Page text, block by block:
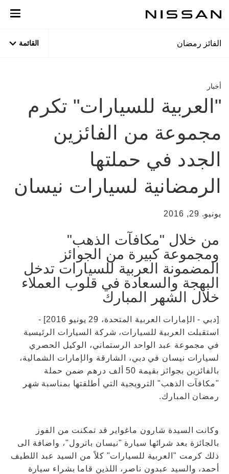
إلى
الرئيسي
الفائز رمضان القائمة
أخبار
"العربية للسيارات" تكرم
مجموعة من الفائزين
الجدد في حملتها
الرمضانية لسيارات نيسان
يونيو. 29, 2016
من خلال "مكافآت الذهب"
ومجموعة كبيرة من الجوائز
المضمونة العربية للسيارات تدخل
البهجة والسعادة في قلوب العملاء
خلال الشهر المبارك
[دبي - الإمارات العربية المتحدة، 29 يونيو 2016] -
استقبلت العربية للسيارات، شركة السيارات الرئيسية
في مجموعة عبد الواحد الرستماني، الوكيل الحصري
لسيارات نيسان في دبي، الشارقة والإمارات الشمالية،
بالفائزين بجوائز بقيمة 50 ألف درهم ضمن حملة
"مكافآت الذهب" الترويجية التي أطلقتها بمناسبة شهر
رمضان المبارك.
وكانت السيدة شارون ماغواير قد تمكنت من الفوز
بالجائزة بعد شرائها سيارة "نيسان باترول"، واضافة الى
ذلك كرمت "العربية للسيارات" كلاً من السيد عبد اللطيف
أحمد، والسيد عبدون ناصر، اللذين قاما بشراء سيارة